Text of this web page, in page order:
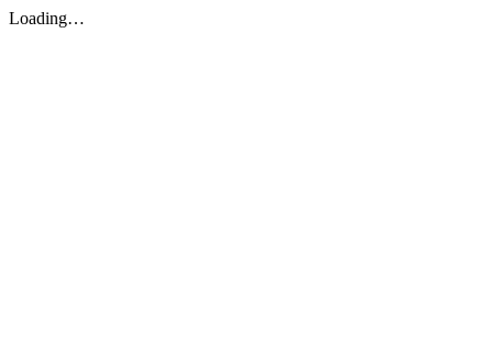
Loading…